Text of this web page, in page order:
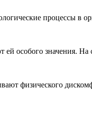
процессы в
ей особого значения.
физического